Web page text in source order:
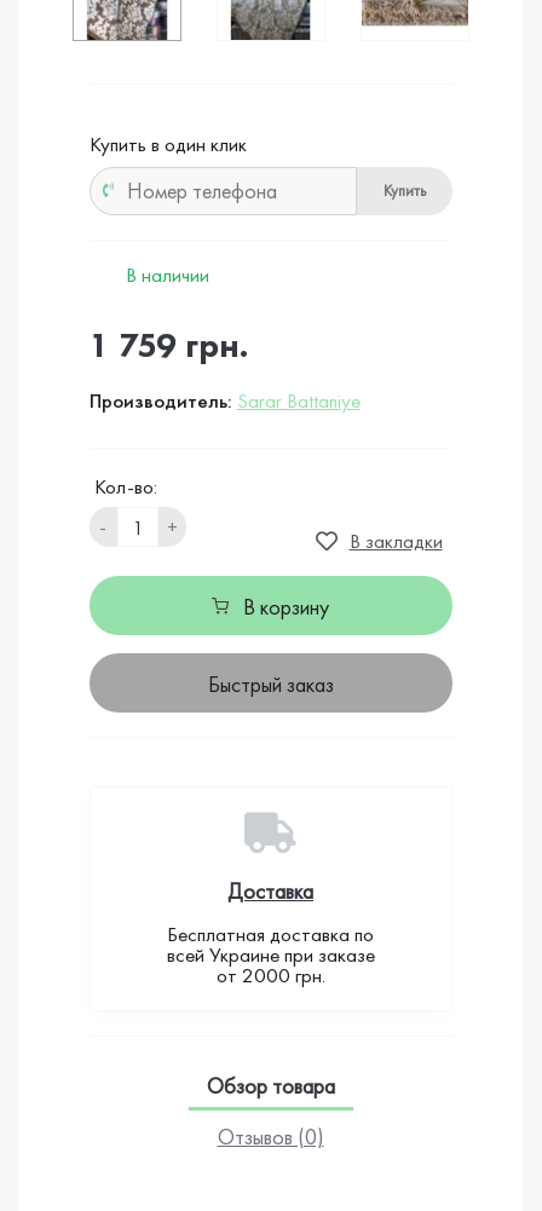
Купить в один клик
Купить
В наличии
1 759 грн.
Производитель: Sarar Battaniye
Кол-во:
-
+
В закладки
В корзину
Быстрый заказ
Доставка
Бесплатная доставка по
всей Украине при заказе
от 2000 грн.
Обзор товара
Отзывов (0)